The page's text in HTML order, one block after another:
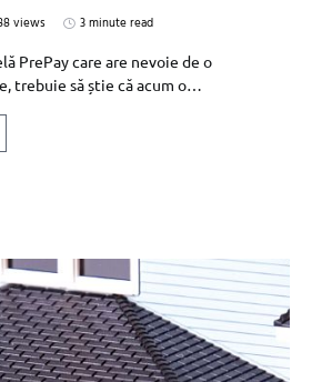
views
3 minute read
PrePay care are nevoie de o
trebuie să știe că acum o…